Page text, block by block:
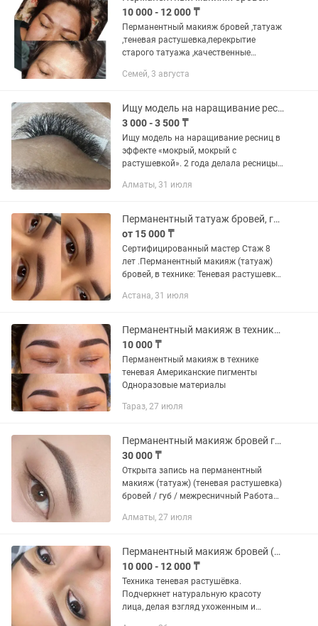
10 000 - 12 000 ₸
Перманентный макияж бровей ,татуаж
,теневая растушевка,перекрытие
старого татуажа ,качественные
Семей, 3 августа
Ищу модель на наращивание ресниц
3 000 - 3 500 ₸
Ищу модель на наращивание ресниц в
эффекте «мокрый, мокрый с
растушевкой». 2 года делала ресницы
делать новые эффекты. Работаю без
Алматы, 31 июля
Перманентный татуаж бровей, губ , век
от 15 000 ₸
Сертифицированный мастер Стаж 8
лет .Перманентный макияж (татуаж)
бровей, в технике: Теневая растушевка.
Акварельная техника.ПМ
Астана, 31 июля
Перманентный макияж в технике теневая растушевка. Стаж работы 10 лет
10 000 ₸
Перманентный макияж в технике
теневая Американские пигменты
Одноразовые материалы
Тараз, 27 июля
Перманентный макияж бровей губ межресничный
30 000 ₸
Открыта запись на перманентный
макияж (татуаж) (теневая растушевка)
бровей / губ / межресничный Работаю
резких линий и перегруза. Использую
Алматы, 27 июля
Перманентный макияж бровей (есть выезд на дом)
10 000 - 12 000 ₸
Техника теневая растушёвка.
Подчеркнет натуральную красоту
лица, делая взгляд ухоженным и